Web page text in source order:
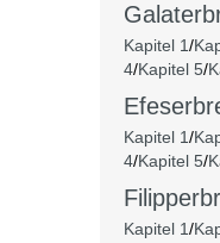
Kapitel 1/
4/Kapitel 5/
Kapitel 1/
4/Kapitel 5/
Kapitel 1/